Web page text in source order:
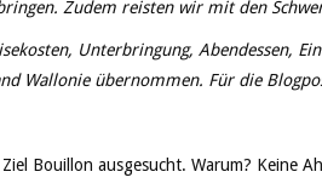
Zudem reisten wir mit den
Unterbringung, Abendessen,
Wallonie übernommen. Für die
Bouillon ausgesucht. Warum? Keine